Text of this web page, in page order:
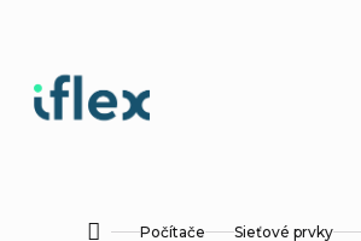
Počítače Sieťové prvky